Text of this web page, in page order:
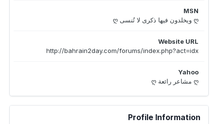
MSN
ღ ويخلدون فيها ذكرى لا تُنسى ღ
Website URL
http://bahrain2day.com/forums/index.php?act=idx
Yahoo
ღ مشاعر رائعة ღ
Profile Information